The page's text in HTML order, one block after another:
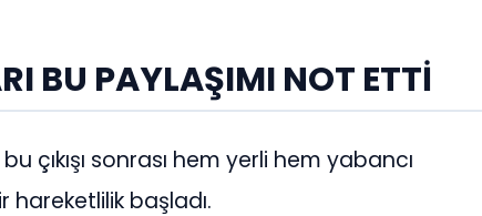
BU PAYLAŞIMI NOT ETTİ
çıkışı sonrası hem yerli hem yabancı
başladı.